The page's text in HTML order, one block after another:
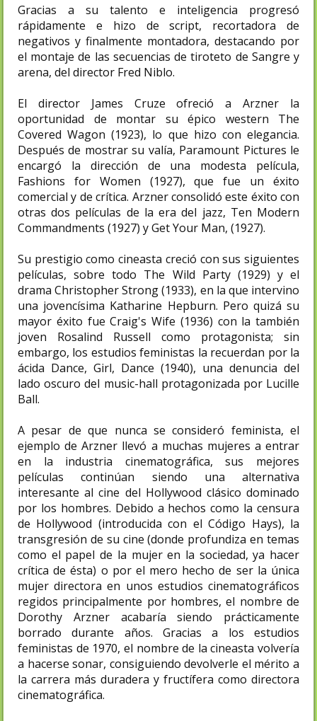
Gracias a su talento e inteligencia progresó
rápidamente e hizo de script, recortadora de
negativos y finalmente montadora, destacando por
el montaje de las secuencias de tiroteto de Sangre y
arena, del director Fred Niblo.
El director James Cruze ofreció a Arzner la
oportunidad de montar su épico western The
Covered Wagon (1923), lo que hizo con elegancia.
Después de mostrar su valía, Paramount Pictures le
encargó la dirección de una modesta película,
Fashions for Women (1927), que fue un éxito
comercial y de crítica. Arzner consolidó este éxito con
otras dos películas de la era del jazz, Ten Modern
Commandments (1927) y Get Your Man, (1927).
Su prestigio como cineasta creció con sus siguientes
películas, sobre todo The Wild Party (1929) y el
drama Christopher Strong (1933), en la que intervino
una jovencísima Katharine Hepburn. Pero quizá su
mayor éxito fue Craig's Wife (1936) con la también
joven Rosalind Russell como protagonista; sin
embargo, los estudios feministas la recuerdan por la
ácida Dance, Girl, Dance (1940), una denuncia del
lado oscuro del music-hall protagonizada por Lucille
Ball.
A pesar de que nunca se consideró feminista, el
ejemplo de Arzner llevó a muchas mujeres a entrar
en la industria cinematográfica, sus mejores
películas continúan siendo una alternativa
interesante al cine del Hollywood clásico dominado
por los hombres. Debido a hechos como la censura
de Hollywood (introducida con el Código Hays), la
transgresión de su cine (donde profundiza en temas
como el papel de la mujer en la sociedad, ya hacer
crítica de ésta) o por el mero hecho de ser la única
mujer directora en unos estudios cinematográficos
regidos principalmente por hombres, el nombre de
Dorothy Arzner acabaría siendo prácticamente
borrado durante años. Gracias a los estudios
feministas de 1970, el nombre de la cineasta volvería
a hacerse sonar, consiguiendo devolverle el mérito a
la carrera más duradera y fructífera como directora
cinematográfica.